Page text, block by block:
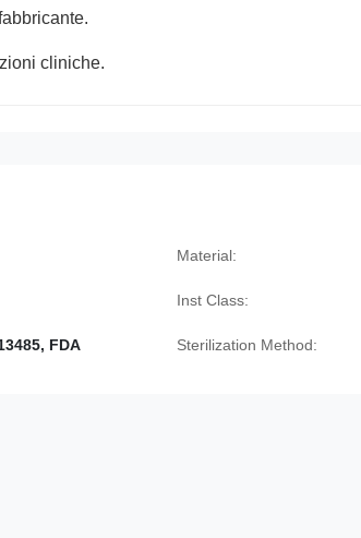
cliniche.
Material:
Inst Class:
FDA Sterilization Method: